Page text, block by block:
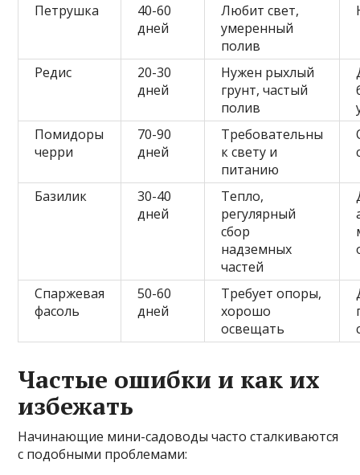
Петрушка
40-60
дней
Любит свет,
умеренный
полив
Редис
20-30
дней
Нужен рыхлый
грунт, частый
полив
Помидоры
черри
70-90
дней
Требовательны
к свету и
питанию
Базилик
30-40
дней
Тепло,
регулярный
сбор
надземных
частей
Спаржевая
фасоль
50-60
дней
Требует опоры,
хорошо
освещать
Частые ошибки и как их
избежать
Начинающие мини-садоводы часто сталкиваются
с подобными проблемами: